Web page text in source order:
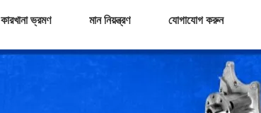
কারখানা ভ্রমণ মান নিয়ন্ত্রণ যোগাযোগ করুন